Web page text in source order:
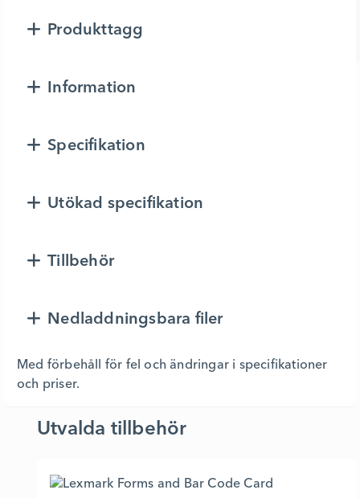
Produkttagg
Information
Specifikation
Utökad specifikation
Tillbehör
Nedladdningsbara filer
Med förbehåll för fel och ändringar i specifikationer
och priser.
Utvalda tillbehör